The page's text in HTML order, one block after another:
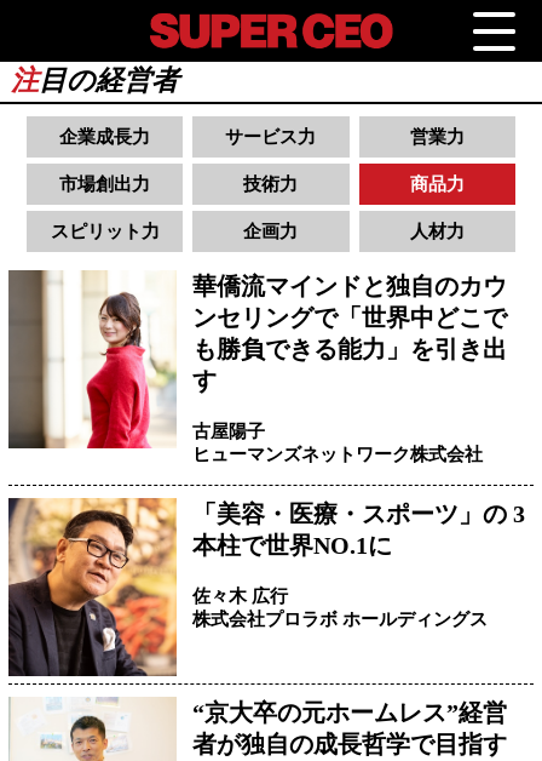
注目の経営者
企業成長力 サービス力 営業力
市場創出力 技術力 商品力
スピリット力 企画力 人材力
華僑流マインドと独自のカウ
ンセリングで「世界中どこで
も勝負できる能力」を引き出
す
古屋陽子
ヒューマンズネットワーク株式会社
「美容・医療・スポーツ」の 3
本柱で世界NO.1に
佐々木 広行
株式会社プロラボ ホールディングス
“京大卒の元ホームレス”経営
者が独自の成長哲学で目指す